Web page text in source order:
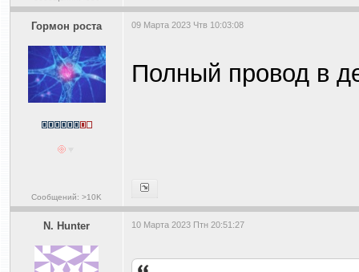
Гормон роста
Сообщений: >10K
09 Марта 2023 Чтв 10:03:08
Полный провод в
N. Hunter 10 Марта 2023 Птн 20:51:27